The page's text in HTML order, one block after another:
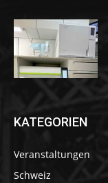
KATEGORIEN
Veranstaltungen
Schweiz